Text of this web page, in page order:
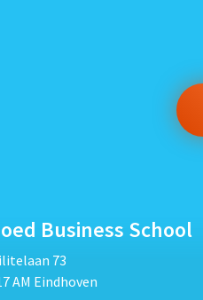
Business School
73
AM Eindhoven